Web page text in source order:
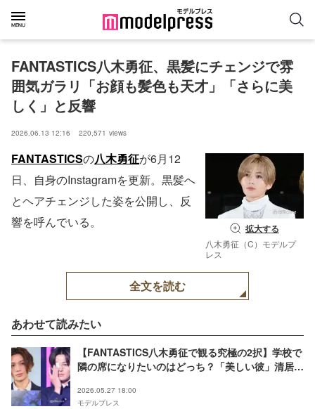
FANTASTICS八木勇征、黒髪にチェンジで雰
囲気ガラリ「お顔も髪色も天才」「さらに美
しく」と反響
2026.06.13 12:16 220,571 views
拡大する
八木勇征（C）モデルプ
レス
FANTASTICSの八木勇征が6月12
日、自身のInstagramを更新。黒髪へ
とヘアチェンジした姿を公開し、反
響を呼んでいる。
全文を読む
あわせて読みたい
【FANTASTICS八木勇征で観る究極の2択】学校で
隣の席になりたいのはどっち？「美しい彼」清居
2026.05.27 18:00
モデルプレス